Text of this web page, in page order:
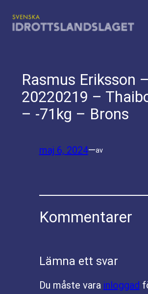
till
Rasmus Eriksson –
20220219 –
– -71kg – Brons
maj 6, 2024—av
Kommentarer
Lämna ett svar
Du måste vara inloggad